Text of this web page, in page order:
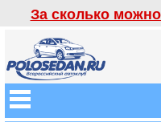
За сколько